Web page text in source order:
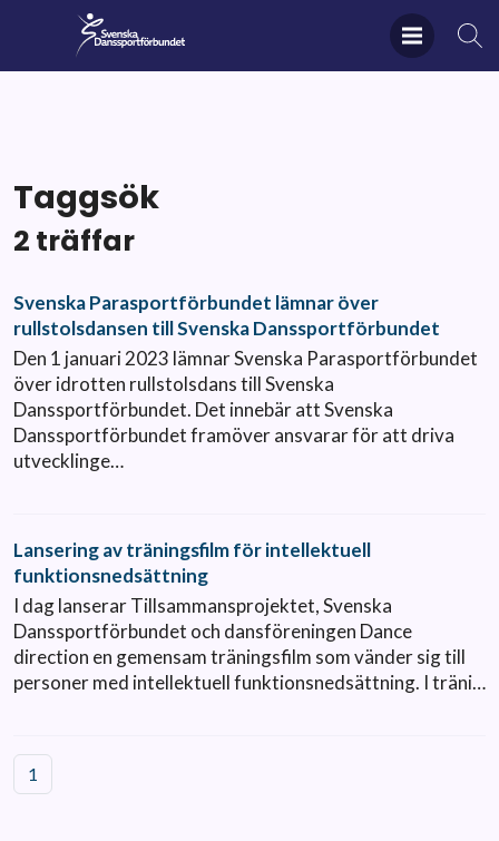
Taggsök
2 träffar
Svenska Parasportförbundet lämnar över
rullstolsdansen till Svenska Danssportförbundet
Den 1 januari 2023 lämnar Svenska Parasportförbundet
över idrotten rullstolsdans till Svenska
Danssportförbundet. Det innebär att Svenska
Danssportförbundet framöver ansvarar för att driva
utvecklinge…
Lansering av träningsfilm för intellektuell
funktionsnedsättning
I dag lanserar Tillsammansprojektet, Svenska
Danssportförbundet och dansföreningen Dance
direction en gemensam träningsfilm som vänder sig till
personer med intellektuell funktionsnedsättning. I träni…
1